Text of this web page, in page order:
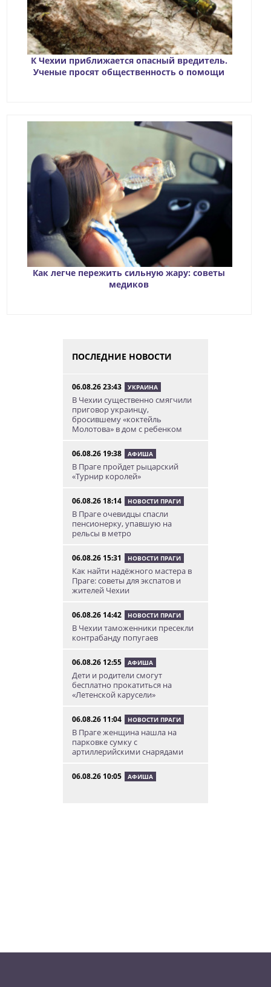
К Чехии приближается опасный вредитель.
Ученые просят общественность о помощи
Как легче пережить сильную жару: советы
медиков
ПОСЛЕДНИЕ НОВОСТИ
06.08.26 23:43 УКРАИНА
В Чехии существенно смягчили
приговор украинцу,
бросившему «коктейль
Молотова» в дом с ребенком
06.08.26 19:38 АФИША
В Праге пройдет рыцарский
«Турнир королей»
06.08.26 18:14 НОВОСТИ ПРАГИ
В Праге очевидцы спасли
пенсионерку, упавшую на
рельсы в метро
06.08.26 15:31 НОВОСТИ ПРАГИ
Как найти надёжного мастера в
Праге: советы для экспатов и
жителей Чехии
06.08.26 14:42 НОВОСТИ ПРАГИ
В Чехии таможенники пресекли
контрабанду попугаев
06.08.26 12:55 АФИША
Дети и родители смогут
бесплатно прокатиться на
«Летенской карусели»
06.08.26 11:04 НОВОСТИ ПРАГИ
В Праге женщина нашла на
парковке сумку с
артиллерийскими снарядами
06.08.26 10:05 АФИША